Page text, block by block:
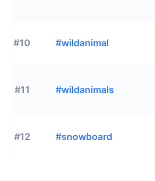
#10 #wildanimal
#11 #wildanimals
#12 #snowboard